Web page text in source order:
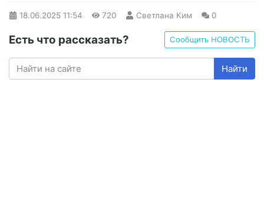
18.06.2025 11:54 720 Светлана Ким 0
Есть что рассказать? Сообщить НОВОСТЬ
Найти